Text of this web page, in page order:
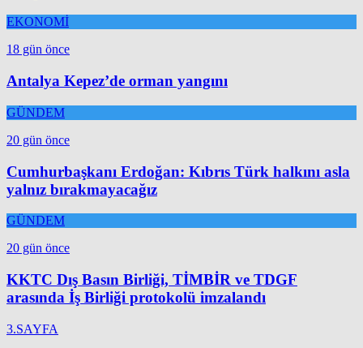
EKONOMİ
18 gün önce
Antalya Kepez’de orman yangını
GÜNDEM
20 gün önce
Cumhurbaşkanı Erdoğan: Kıbrıs Türk halkını asla
yalnız bırakmayacağız
GÜNDEM
20 gün önce
KKTC Dış Basın Birliği, TİMBİR ve TDGF
arasında İş Birliği protokolü imzalandı
3.SAYFA